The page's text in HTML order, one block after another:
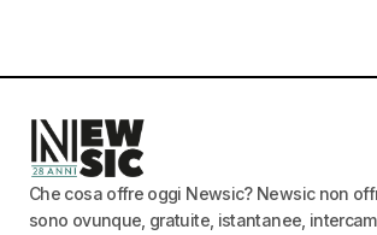
Che cosa offre oggi Newsic? Newsic non
sono ovunque, gratuite, istantanee,